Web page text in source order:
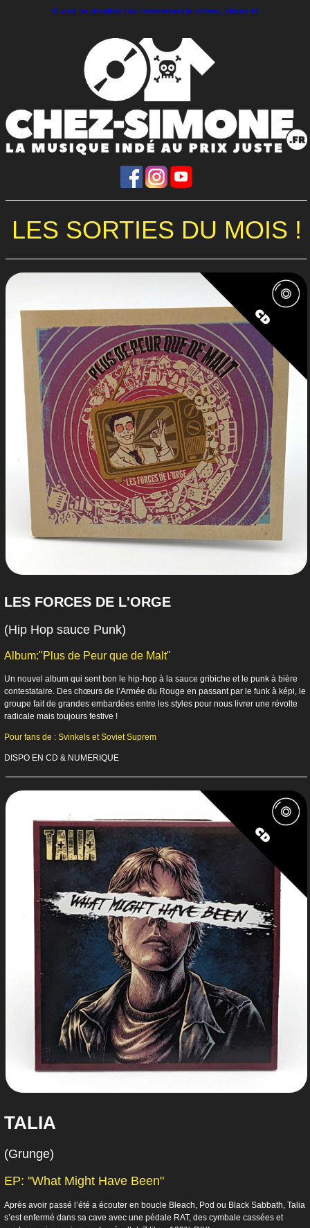
Si vous ne visualisez pas correctement le contenu, cliquez-ici
LES SORTIES DU MOIS !
LES FORCES DE L'ORGE
(Hip Hop sauce Punk)
Album:"Plus de Peur que de Malt"
Un nouvel album qui sent bon le hip-hop à la sauce gribiche et le punk à bière
contestataire. Des chœurs de l’Armée du Rouge en passant par le funk à képi, le
groupe fait de grandes embardées entre les styles pour nous livrer une révolte
radicale mais toujours festive !
Pour fans de : Svinkels et Soviet Suprem
DISPO EN CD & NUMERIQUE
TALIA
(Grunge)
EP: "What Might Have Been"
Après avoir passé l’été a écouter en boucle Bleach, Pod ou Black Sabbath, Talia
s’est enfermé dans sa cave avec une pédale RAT, des cymbale cassées et